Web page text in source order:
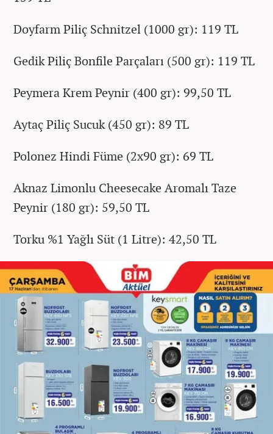
Doyfarm Piliç Schnitzel (1000 gr): 119 TL
Gedik Piliç Bonfile Parçaları (500 gr): 119 TL
Peymera Krem Peynir (400 gr): 99,50 TL
Aytaç Piliç Sucuk (450 gr): 89 TL
Polonez Hindi Füme (2x90 gr): 69 TL
Aknaz Limonlu Cheesecake Aromalı Taze
Peynir (180 gr): 59,50 TL
Torku %1 Yağlı Süt (1 Litre): 42,50 TL